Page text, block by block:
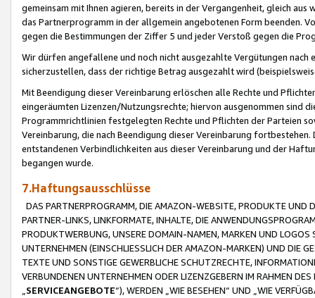
gemeinsam mit Ihnen agieren, bereits in der Vergangenheit, gleich
das Partnerprogramm in der allgemein angebotenen Form beenden.
gegen die Bestimmungen der Ziffer 5 und jeder Verstoß gegen die
Wir dürfen angefallene und noch nicht ausgezahlte Vergütungen
sicherzustellen, dass der richtige Betrag ausgezahlt wird
Mit Beendigung dieser Vereinbarung erlöschen alle Rechte und
eingeräumten Lizenzen/Nutzungsrechte; hiervon ausgenommen sind
Programmrichtlinien festgelegten Rechte und Pflichten der Parteien
Vereinbarung, die nach Beendigung dieser Vereinbarung
entstandenen Verbindlichkeiten aus dieser Vereinbarung und der
begangen wurde.
7.Haftungsausschlüsse
DAS PARTNERPROGRAMM, DIE AMAZON-WEBSITE, PRODUKTE UND
PARTNER-LINKS, LINKFORMATE, INHALTE, DIE
PRODUKTWERBUNG, UNSERE DOMAIN-NAMEN, MARKEN UND
UNTERNEHMEN (EINSCHLIESSLICH DER AMAZON-MARKEN) UND DIE
TEXTE UND SONSTIGE GEWERBLICHE SCHUTZRECHTE,
VERBUNDENEN UNTERNEHMEN ODER LIZENZGEBERN IM RAHMEN
SERVICEANGEBOTE“), WERDEN „WIE BESEHEN“ UND „WIE